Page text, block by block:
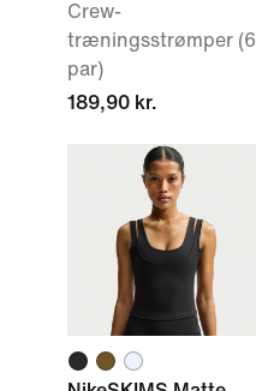
Crew-
træningsstrømper (6
par)
189,90 kr.